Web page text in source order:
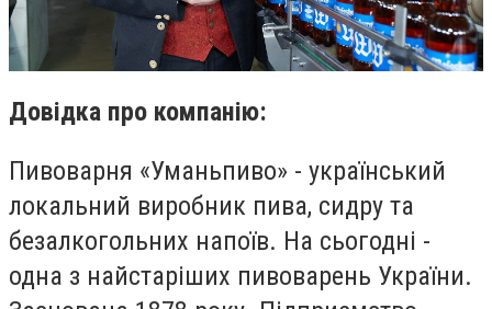
Довідка про компанію:
Пивоварня «Уманьпиво» - український
локальний виробник пива, сидру та
безалкогольних напоїв. На сьогодні -
одна з найстаріших пивоварень України.